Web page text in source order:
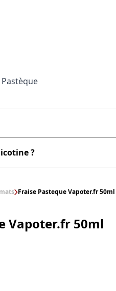
?
Fraise Pasteque Vapoter.fr 50ml
Vapoter.fr 50ml